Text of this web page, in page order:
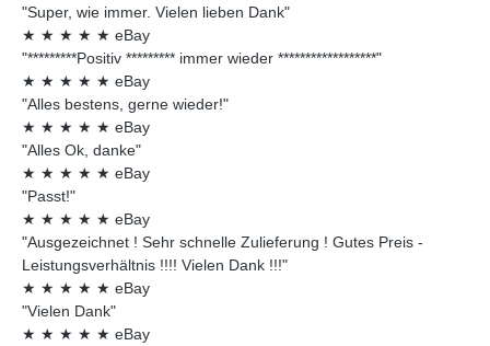
"Super, wie immer. Vielen lieben Dank"
★ ★ ★ ★ ★ eBay
"*********Positiv ********* immer wieder ******************"
★ ★ ★ ★ ★ eBay
"Alles bestens, gerne wieder!"
★ ★ ★ ★ ★ eBay
"Alles Ok, danke"
★ ★ ★ ★ ★ eBay
"Passt!"
★ ★ ★ ★ ★ eBay
"Ausgezeichnet ! Sehr schnelle Zulieferung ! Gutes Preis -
Leistungsverhältnis !!!! Vielen Dank !!!"
★ ★ ★ ★ ★ eBay
"Vielen Dank"
★ ★ ★ ★ ★ eBay